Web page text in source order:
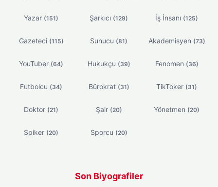
Yazar (151) Şarkıcı (129) İş İnsanı (125)
Gazeteci (115) Sunucu (81) Akademisyen (73)
YouTuber (64) Hukukçu (39) Fenomen (36)
Futbolcu (34) Bürokrat (31) TikToker (31)
Doktor (21) Şair (20) Yönetmen (20)
Spiker (20) Sporcu (20)
Son Biyografiler